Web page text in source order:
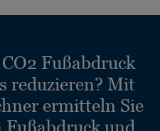
Fußabdruck
reduzieren? Mit
ermitteln Sie
Fußabdruck und